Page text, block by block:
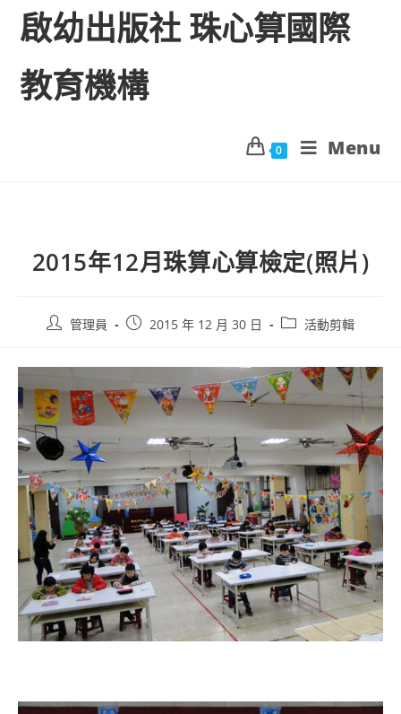
啟幼出版社 珠心算國際
教育機構
0 Menu
2015年12月珠算心算檢定(照片)
管理員 2015 年 12 月 30 日 活動剪輯